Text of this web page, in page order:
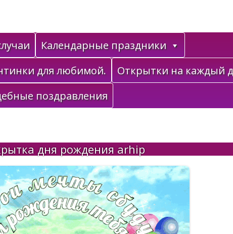
Календарные праздники
для любимой.
Открытки на каждый
поздравления
дня рождения arhip